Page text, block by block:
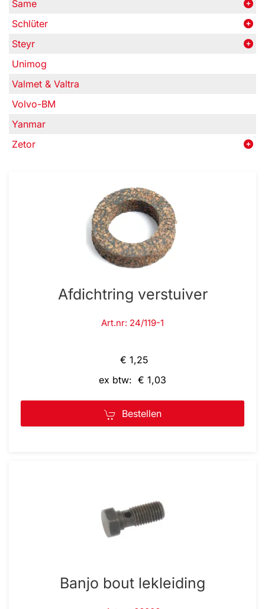
Same
Schlüter
Steyr
Unimog
Valmet & Valtra
Volvo-BM
Yanmar
Zetor
Afdichtring verstuiver
Art.nr: 24/119-1
€ 1,25
ex btw: € 1,03
Bestellen
Banjo bout lekleiding